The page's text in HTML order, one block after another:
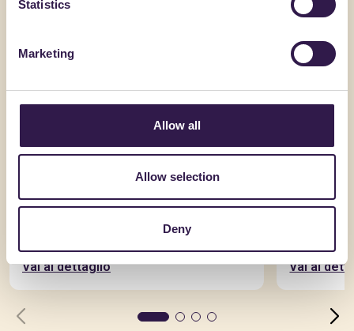
Statistics
Marketing
Allow all
Allow selection
Deny
AQUILAPREM SRL
RcK45S4D15al_CAM
Vai al dettaglio Vai al